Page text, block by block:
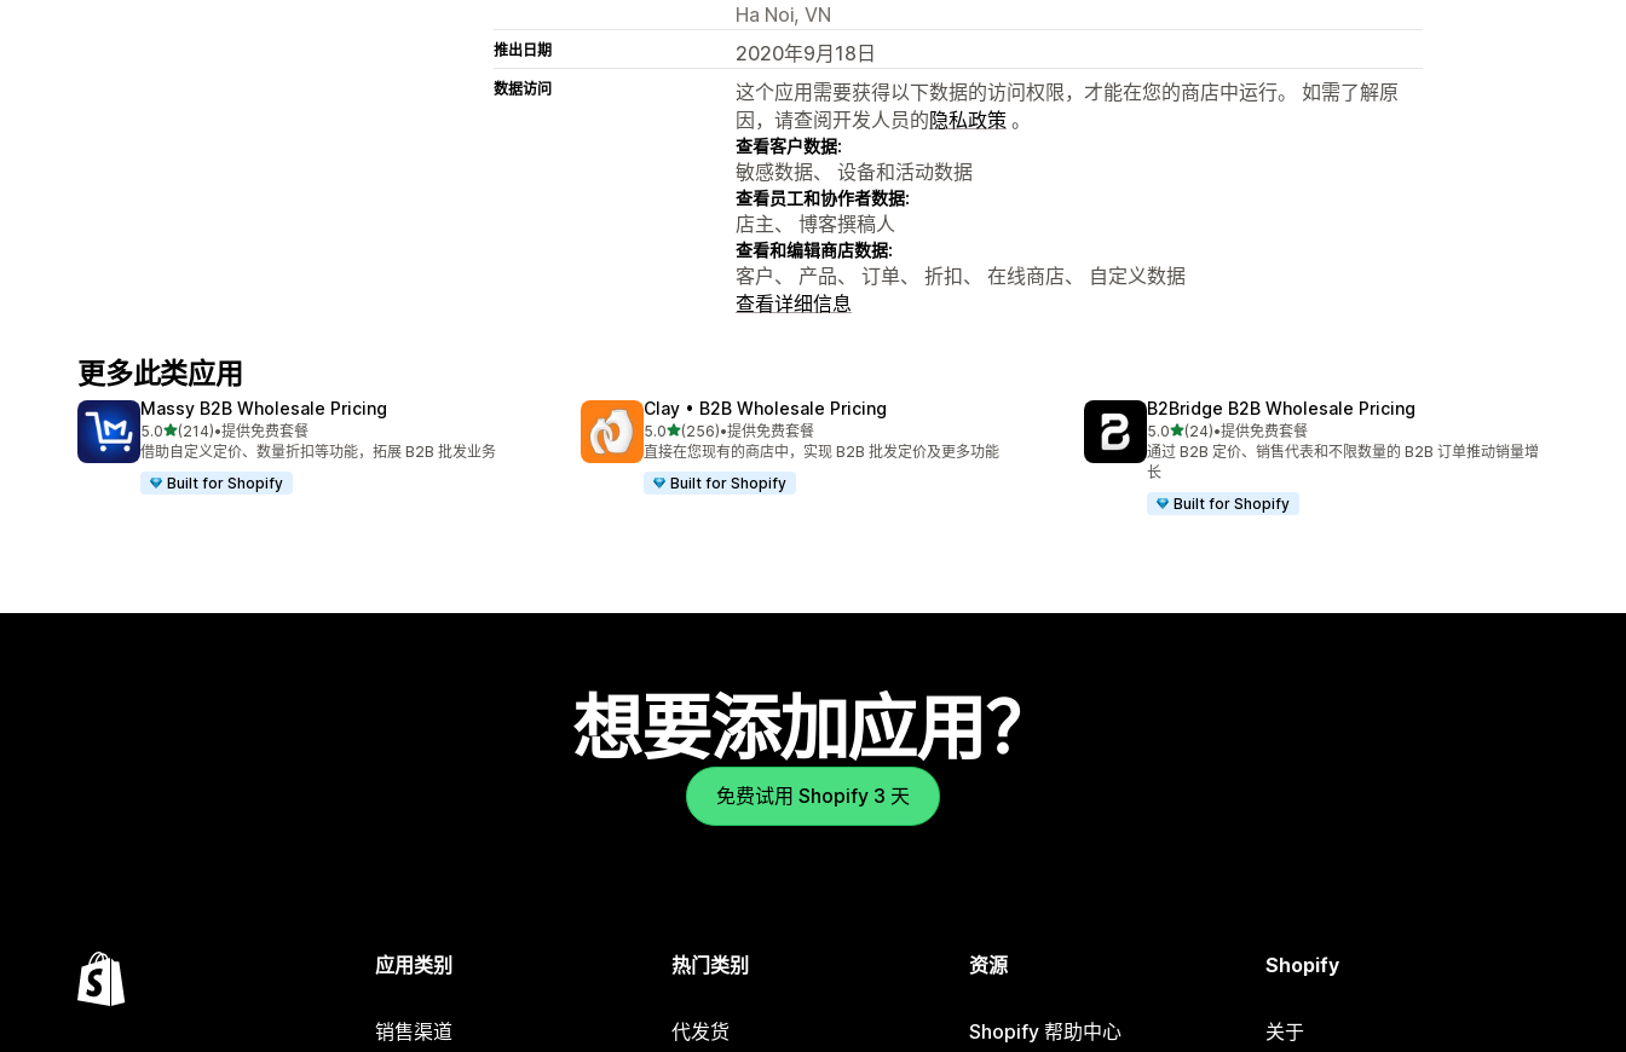
Ha Noi, VN
推出日期 2020年9月18日
数据访问
这个应用需要获得以下数据的访问权限，才能在您的商店中运行。 如需了解原
因，请查阅开发人员的隐私政策 。
查看客户数据:
敏感数据、 设备和活动数据
查看员工和协作者数据:
店主、 博客撰稿人
查看和编辑商店数据:
客户、 产品、 订单、 折扣、 在线商店、 自定义数据
查看详细信息
更多此类应用
Massy B2B Wholesale Pricing
5.0星（满分 5 星）
(214)
总共 214 条评论
•提供免费套餐
借助自定义定价、数量折扣等功能，拓展 B2B 批发业务
Built for Shopify
Clay • B2B Wholesale Pricing
5.0星（满分 5 星）
(256)
总共 256 条评论
•提供免费套餐
直接在您现有的商店中，实现 B2B 批发定价及更多功能
Built for Shopify
B2Bridge B2B Wholesale Pricing
5.0星（满分 5 星）
(24)
总共 24 条评论
•提供免费套餐
通过 B2B 定价、销售代表和不限数量的 B2B 订单推动销量增
长
Built for Shopify
想要添加应用？
免费试用 Shopify 3 天
应用类别
销售渠道
热门类别
代发货
资源
Shopify 帮助中心
Shopify
关于